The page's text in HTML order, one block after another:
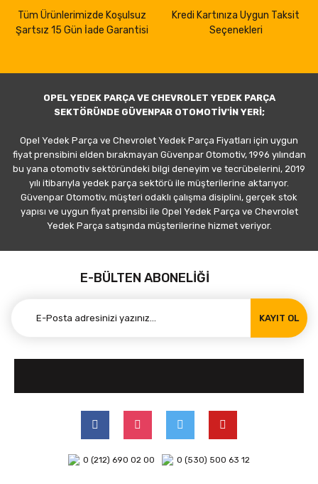
Tüm Ürünlerimizde Koşulsuz
Şartsız 15 Gün İade Garantisi
Kredi Kartınıza Uygun Taksit
Seçenekleri
OPEL YEDEK PARÇA VE CHEVROLET YEDEK PARÇA
SEKTÖRÜNDE GÜVENPAR OTOMOTİV'İN YERİ;
Opel Yedek Parça ve Chevrolet Yedek Parça Fiyatları için uygun
fiyat prensibini elden bırakmayan Güvenpar Otomotiv, 1996 yılından
bu yana otomotiv sektöründeki bilgi deneyim ve tecrübelerini, 2019
yılı itibarıyla yedek parça sektörü ile müşterilerine aktarıyor.
Güvenpar Otomotiv, müşteri odaklı çalışma disiplini, gerçek stok
yapısı ve uygun fiyat prensibi ile Opel Yedek Parça ve Chevrolet
Yedek Parça satışında müşterilerine hizmet veriyor.
E-BÜLTEN ABONELİĞİ
KAYIT OL
0 (212) 690 02 00 0 (530) 500 63 12